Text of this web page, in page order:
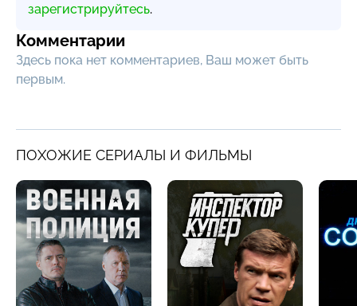
зарегистрируйтесь.
Комментарии
Здесь пока нет комментариев, Ваш может быть
первым.
ПОХОЖИЕ СЕРИАЛЫ И ФИЛЬМЫ